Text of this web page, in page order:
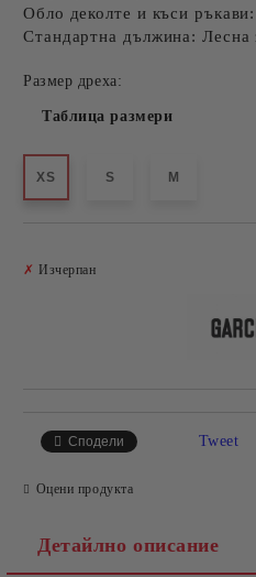
Обло деколте и къси ръкави
Стандартна дължина: Лесна
Размер дреха:
Таблица размери
XS S M
✗ Изчерпан
Сподели Tweet
Оцени продукта
Детайлно описание